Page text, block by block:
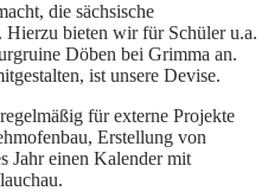
die sächsische
Hierzu bieten wir für Schüler u.a.
Döben bei Grimma an.
ist unsere Devise.
für externe Projekte
Erstellung von
Jahr einen Kalender mit